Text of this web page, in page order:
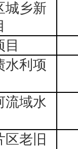
城乡新
水利项
流域水
区老旧